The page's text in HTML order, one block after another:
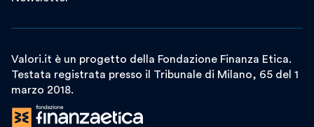
Valori.it è un progetto della Fondazione Finanza Etica.
Testata registrata presso il Tribunale di Milano, 65 del 1
marzo 2018.